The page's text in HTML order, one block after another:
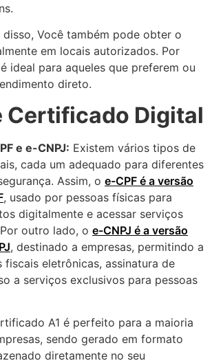
disso, Você também pode obter o
em locais autorizados. Por
ideal para aqueles que preferem ou
direto.
Certificado Digital
e e-CNPJ: Existem vários tipos de
cada um adequado para diferentes
Assim, o e-CPF é a versão
, usado por pessoas físicas para
digitalmente e acessar serviços
outro lado, o e-CNPJ é a versão
, destinado a empresas, permitindo a
fiscais eletrônicas, assinatura de
a serviços exclusivos para pessoas
A1 é perfeito para a maioria
sendo gerado em formato
diretamente no seu